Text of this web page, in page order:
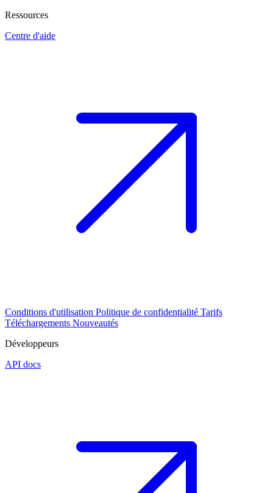
Ressources
Centre d'aide
Conditions d'utilisation Politique de confidentialité Tarifs
Téléchargements Nouveautés
Développeurs
API docs